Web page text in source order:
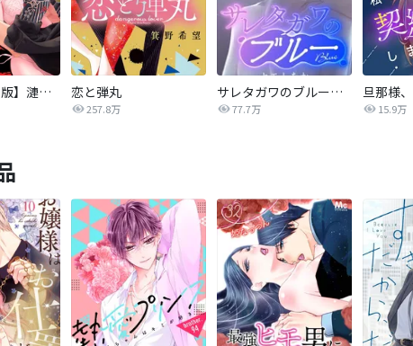
【タテカラー版】漣蒼士に処女を捧ぐ～さあ、じっくり愛でましょうか 恋と弾丸
257.8万
サレタガワのブルー【タテヨミ】
77.7万 15.9万